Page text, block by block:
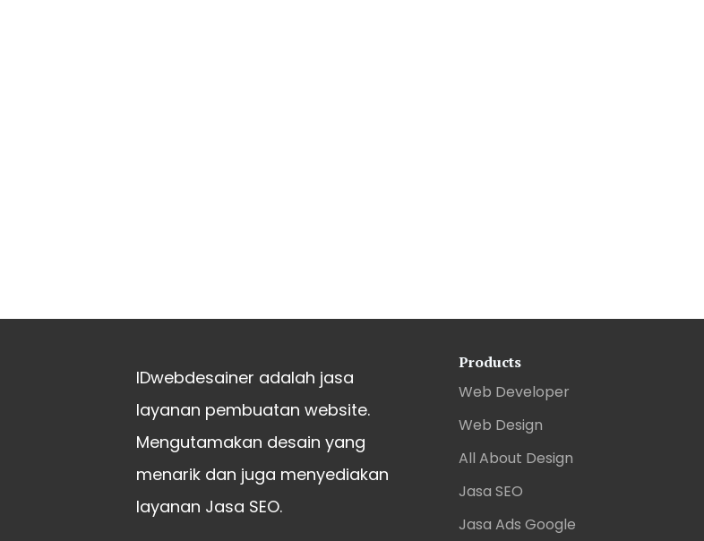
IDwebdesainer adalah jasa
layanan pembuatan website.
Mengutamakan desain yang
menarik dan juga menyediakan
layanan Jasa SEO.
Products
Web Developer
Web Design
All About Design
Jasa SEO
Jasa Ads Google